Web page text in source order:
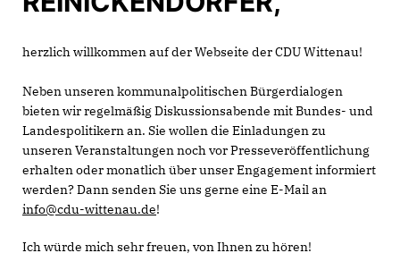
herzlich willkommen auf der Webseite der CDU Wittenau!
Neben unseren kommunalpolitischen Bürgerdialogen
bieten wir regelmäßig Diskussionsabende mit Bundes- und
Landespolitikern an. Sie wollen die Einladungen zu
unseren Veranstaltungen noch vor Presseveröffentlichung
erhalten oder monatlich über unser Engagement informiert
werden? Dann senden Sie uns gerne eine E-Mail an
info@cdu-wittenau.de!
Ich würde mich sehr freuen, von Ihnen zu hören!